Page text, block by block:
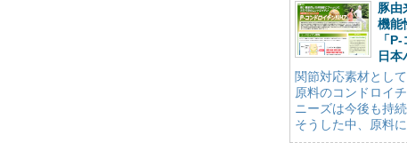
豚由
機能
「
日
関節対応素材とし
原料のコンドロイ
ニーズは今後も持
そうした中、原料